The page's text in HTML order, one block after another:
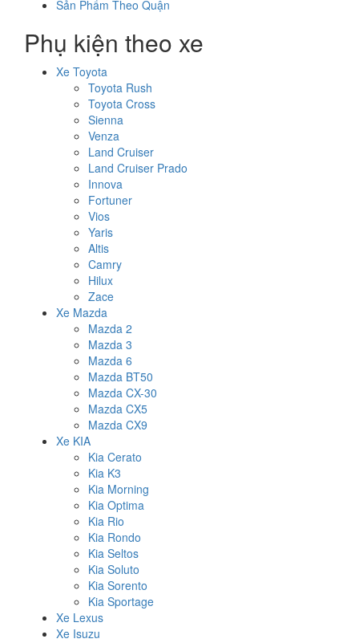
Sản Phẩm Theo Quận
Phụ kiện theo xe
Xe Toyota
Toyota Rush
Toyota Cross
Sienna
Venza
Land Cruiser
Land Cruiser Prado
Innova
Fortuner
Vios
Yaris
Altis
Camry
Hilux
Zace
Xe Mazda
Mazda 2
Mazda 3
Mazda 6
Mazda BT50
Mazda CX-30
Mazda CX5
Mazda CX9
Xe KIA
Kia Cerato
Kia K3
Kia Morning
Kia Optima
Kia Rio
Kia Rondo
Kia Seltos
Kia Soluto
Kia Sorento
Kia Sportage
Xe Lexus
Xe Isuzu